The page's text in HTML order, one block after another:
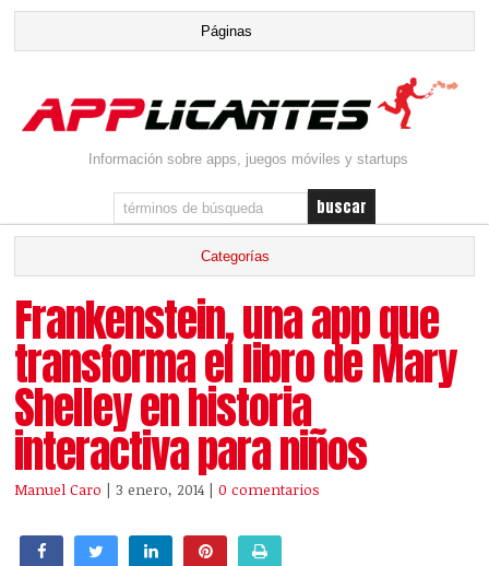
Información sobre apps, juegos móviles y startups
Frankenstein, una app que
transforma el libro de Mary
Shelley en historia
interactiva para niños
Manuel Caro | 3 enero, 2014 |0 comentarios